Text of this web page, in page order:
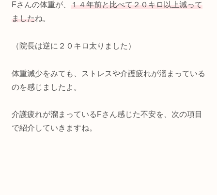
Fさんの体重が、 １４年前と比べて２０キロ以上減って
ましたね。
（院長は逆に２０キロ太りました）
体重減少をみても、ストレスや介護疲れが溜まっている
のを感じましたよ。
介護疲れが溜まっているFさん感じた不安を、次の項目
で紹介していきますね。